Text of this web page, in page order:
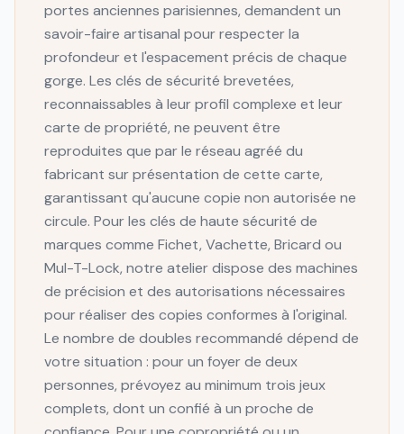
portes anciennes parisiennes, demandent un
savoir-faire artisanal pour respecter la
profondeur et l'espacement précis de chaque
gorge. Les clés de sécurité brevetées,
reconnaissables à leur profil complexe et leur
carte de propriété, ne peuvent être
reproduites que par le réseau agréé du
fabricant sur présentation de cette carte,
garantissant qu'aucune copie non autorisée ne
circule. Pour les clés de haute sécurité de
marques comme Fichet, Vachette, Bricard ou
Mul-T-Lock, notre atelier dispose des machines
de précision et des autorisations nécessaires
pour réaliser des copies conformes à l'original.
Le nombre de doubles recommandé dépend de
votre situation : pour un foyer de deux
personnes, prévoyez au minimum trois jeux
complets, dont un confié à un proche de